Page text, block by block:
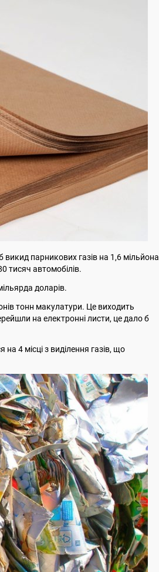
парникових газів на 1,6 мільйона
тисяч автомобілів.
доларів.
тонн макулатури. Це виходить
на електронні листи, це дало б
4 місці з виділення газів, що